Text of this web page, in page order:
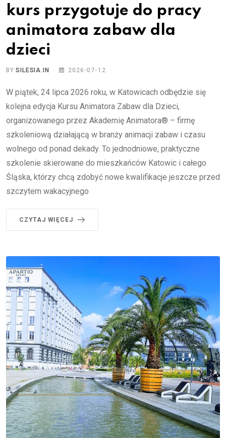
kurs przygotuje do pracy
animatora zabaw dla
dzieci
BYSILESIA.IN 2026-07-12
W piątek, 24 lipca 2026 roku, w Katowicach odbędzie się
kolejna edycja Kursu Animatora Zabaw dla Dzieci,
organizowanego przez Akademię Animatora® – firmę
szkoleniową działającą w branży animacji zabaw i czasu
wolnego od ponad dekady. To jednodniowe, praktyczne
szkolenie skierowane do mieszkańców Katowic i całego
Śląska, którzy chcą zdobyć nowe kwalifikacje jeszcze przed
szczytem wakacyjnego
CZYTAJ WIĘCEJ